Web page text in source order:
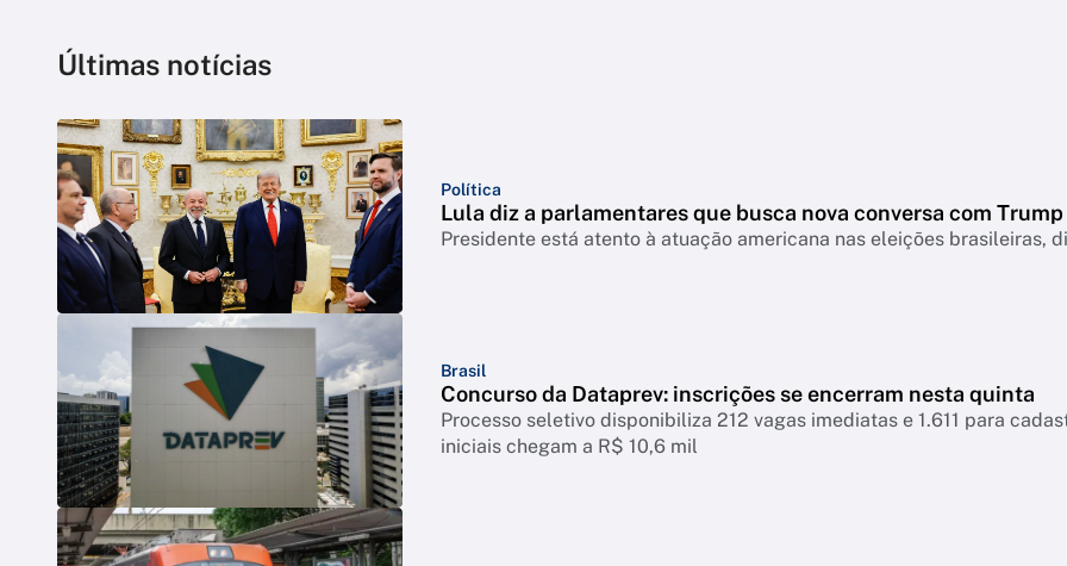
Últimas notícias
Política
Lula diz a parlamentares que busca nova conversa com Trump
Presidente está atento à atuação americana nas eleições brasileiras,
Brasil
Concurso da Dataprev: inscrições se encerram nesta quinta
Processo seletivo disponibiliza 212 vagas imediatas e 1.611 para
iniciais chegam a R$ 10,6 mil